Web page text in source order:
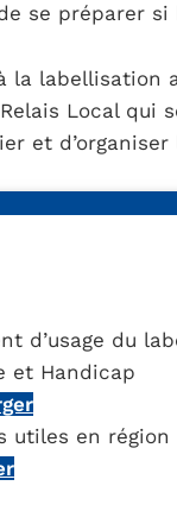
se préparer si
la labellisation
Local qui
et
d’usage du
et Handicap
utiles en région